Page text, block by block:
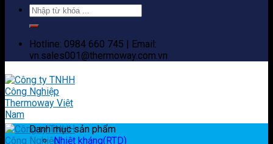
Hotline: 0984 660 745 | Email:
vn.sales001@thermoway.com.vn
Danh mục sản phẩm
Nhiệt kháng(RTD)